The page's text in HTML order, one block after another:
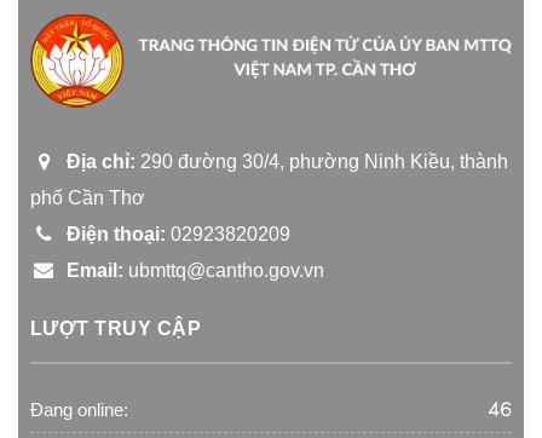
Địa chỉ: 290 đường 30/4, phường Ninh Kiều, thành
phố Cần Thơ
Điện thoại: 02923820209
Email: ubmttq@cantho.gov.vn
LƯỢT TRUY CẬP
Đang online: 46